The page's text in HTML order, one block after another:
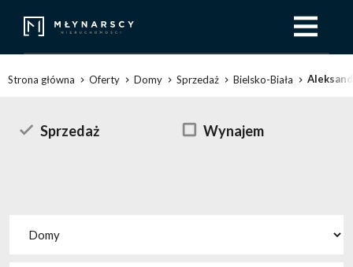
Strona główna Oferty Domy Sprzedaż Bielsko-Biała
Sprzedaż Wynajem